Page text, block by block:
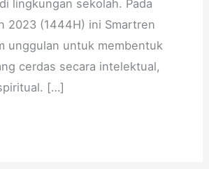
lingkungan sekolah. Pada
2023 (1444H) ini Smartren
unggulan untuk membentuk
cerdas secara intelektual,
[…]